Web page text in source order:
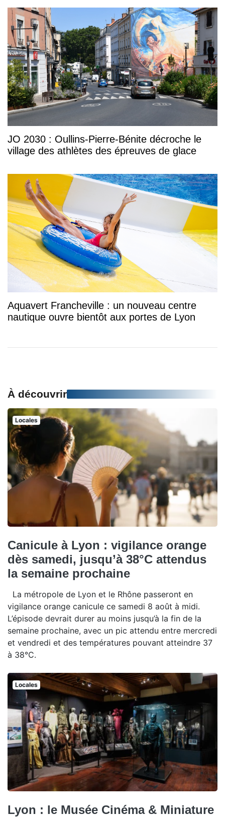
JO 2030 : Oullins-Pierre-Bénite décroche le
village des athlètes des épreuves de glace
Aquavert Francheville : un nouveau centre
nautique ouvre bientôt aux portes de Lyon
À découvrir
Locales
Canicule à Lyon : vigilance orange
dès samedi, jusqu’à 38°C attendus
la semaine prochaine
La métropole de Lyon et le Rhône passeront en
vigilance orange canicule ce samedi 8 août à midi.
L’épisode devrait durer au moins jusqu’à la fin de la
semaine prochaine, avec un pic attendu entre mercredi
et vendredi et des températures pouvant atteindre 37
à 38°C.
Locales
Lyon : le Musée Cinéma & Miniature